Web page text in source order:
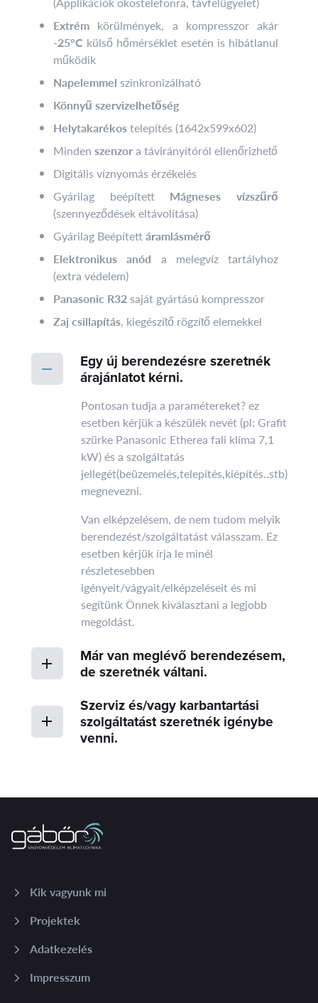
Extrém körülmények, a kompresszor akár
-25°C külső hőmérséklet esetén is hibátlanul
működik
Napelemmel szinkronizálható
Könnyű szervizelhetőség
Helytakarékostelepítés (1642x599x602)
Mindenszenzora távirányítóról ellenőrizhető
Digitális víznyomás érzékelés
Gyárilag beépített Mágneses vízszűrő
(szennyeződések eltávolítása)
Gyárilag Beépítettáramlásmérő
Elektronikus anód a melegvíz tartályhoz
(extra védelem)
Panasonic R32 saját gyártású kompresszor
Zaj csillapítás, kiegészítő rögzítő elemekkel
Egy új berendezésre szeretnék
árajánlatot kérni.
Pontosan tudja a paramétereket? ez
esetben kérjük a készülék nevét (pl: Grafit
szürke Panasonic Etherea fali klíma 7,1
kW) és a szolgáltatás
jellegét(beüzemelés,telepítés,kiépítés..stb)
megnevezni.
Van elképzelésem, de nem tudom melyik
berendezést/szolgáltatást válasszam. Ez
esetben kérjük írja le minél
részletesebben
igényeit/vágyait/elképzeléseit és mi
segítünk Önnek kiválasztani a legjobb
megoldást.
Már van meglévő berendezésem,
de szeretnék váltani.
Szerviz és/vagy karbantartási
szolgáltatást szeretnék igénybe
venni.
Kik vagyunk mi
Projektek
Adatkezelés
Impresszum